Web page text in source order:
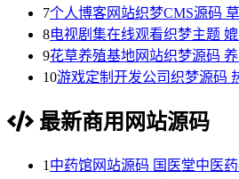
7个人博客网站织梦CMS源码
8电视剧集在线观看织梦主题
9花草养殖基地网站织梦源码
10游戏定制开发公司织梦源码
最新商用网站源码
1 中药馆网站源码 国医堂中医